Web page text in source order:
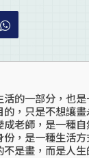
活的一部分，也
的，只是不想讓
成老師，是一種
份，是一種生活方
不是畫，而是人